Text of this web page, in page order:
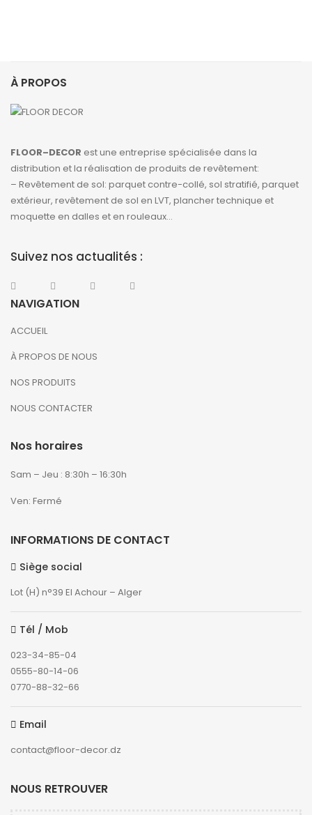
À PROPOS
FLOOR–DECOR est une entreprise spécialisée dans la
distribution et la réalisation de produits de revêtement:
– Revêtement de sol: parquet contre-collé, sol stratifié, parquet
extérieur, revêtement de sol en LVT, plancher technique et
moquette en dalles et en rouleaux…
Suivez nos actualités :
NAVIGATION
ACCUEIL
À PROPOS DE NOUS
NOS PRODUITS
NOUS CONTACTER
Nos horaires
Sam – Jeu : 8:30h – 16:30h
Ven: Fermé
INFORMATIONS DE CONTACT
Siège social
Lot (H) n°39 El Achour – Alger
Tél / Mob
023-34-85-04
0555-80-14-06
0770-88-32-66
Email
contact@floor-decor.dz
NOUS RETROUVER